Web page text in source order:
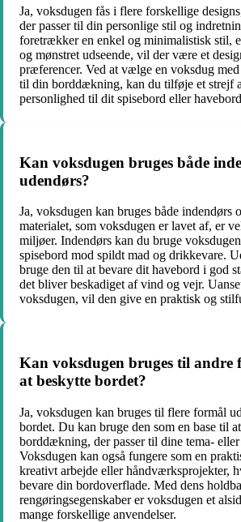
Ja, voksdugen fås i flere forskellige
der passer til din personlige stil og
foretrækker en enkel og minimalistisk stil,
og mønstret udseende, vil der være et
præferencer. Ved at vælge en voksdug med
til din borddækning, kan du tilføje et strejf
personlighed til dit spisebord eller
Kan voksdugen bruges både
udendørs?
Ja, voksdugen kan bruges både indendørs
materialet, som voksdugen er lavet af, er
miljøer. Indendørs kan du bruge
spisebord mod spildt mad og drikkevare.
bruge den til at bevare dit havebord i god
det bliver beskadiget af vind og vejr.
voksdugen, vil den give en praktisk og
Kan voksdugen bruges til andre
at beskytte bordet?
Ja, voksdugen kan bruges til flere formål
bordet. Du kan bruge den som en base til
borddækning, der passer til dine tema-
Voksdugen kan også fungere som en
kreativt arbejde eller håndværksprojekter,
bevare din bordoverflade. Med dens
rengøringsegenskaber er voksdugen et
mange forskellige anvendelser.